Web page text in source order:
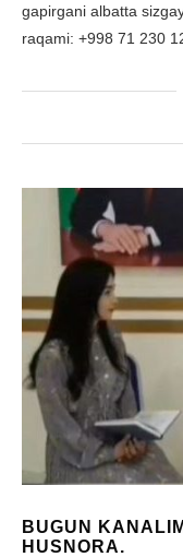
gapirgani albatta
raqami: +998 71 230
BUGUN
HUSNORA.